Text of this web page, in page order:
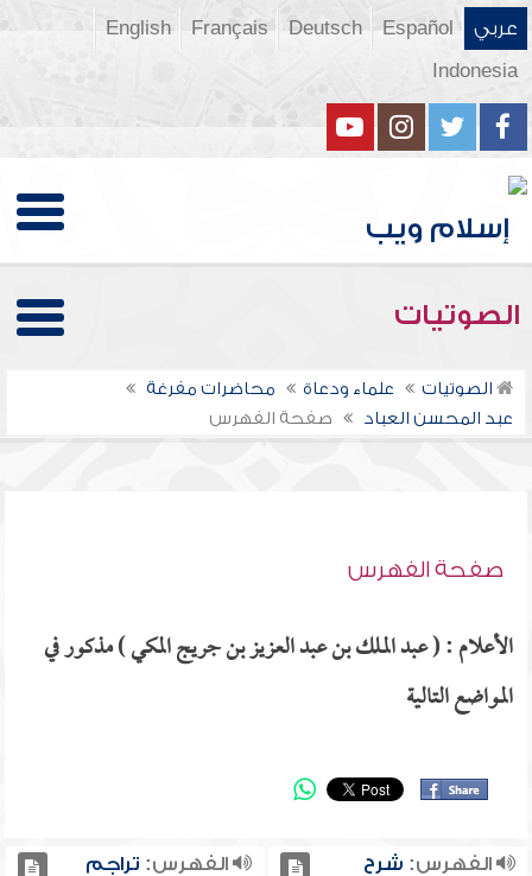
عربي Español
Deutsch
Français
English
Indonesia
الصوتيات
الصوتيات علماء ودعاة
محاضرات مفرغة
عبد المحسن العباد
صفحة الفهرس
صفحة الفهرس
الأعلام : ( عبد الملك بن عبد العزيز بن جريج المكي ) مذكور في
المواضع التالية
الفهرس: شرح
الفهرس: تراجم